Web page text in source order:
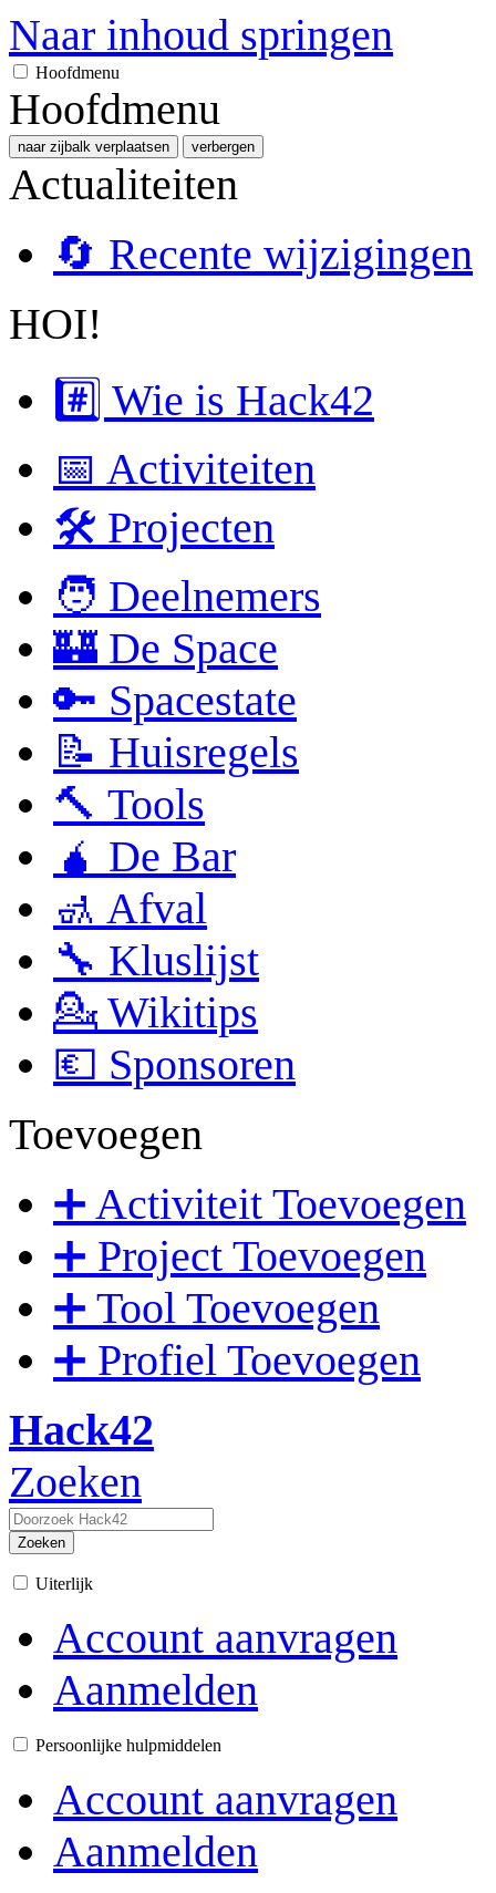
Naar inhoud springen
Hoofdmenu
Hoofdmenu
naar zijbalk verplaatsen verbergen
Actualiteiten
🔄 Recente wijzigingen
HOI!
#️⃣ Wie is Hack42
📅 Activiteiten
🛠 Projecten
🧑 Deelnemers
🏰 De Space
🔑 Spacestate
📝 Huisregels
🔨 Tools
🧉 De Bar
🚮 Afval
🔧 Kluslijst
💁 Wikitips
💶 Sponsoren
Toevoegen
➕ Activiteit Toevoegen
➕ Project Toevoegen
➕ Tool Toevoegen
➕ Profiel Toevoegen
Hack42
Zoeken
Zoeken
Uiterlijk
Account aanvragen
Aanmelden
Persoonlijke hulpmiddelen
Account aanvragen
Aanmelden